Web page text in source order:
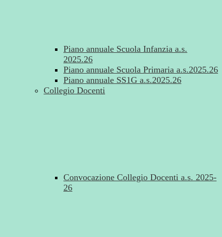
Piano annuale Scuola Infanzia a.s.
2025.26
Piano annuale Scuola Primaria a.s.2025.26
Piano annuale SS1G a.s.2025.26
Collegio Docenti
Convocazione Collegio Docenti a.s. 2025-
26